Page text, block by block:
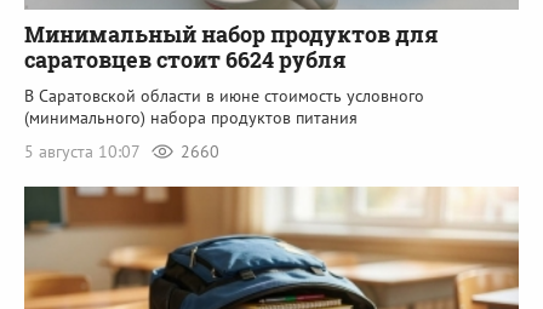
Минимальный набор продуктов для
саратовцев стоит 6624 рубля
В Саратовской области в июне стоимость условного
(минимального) набора продуктов питания
5 августа 10:07
2660